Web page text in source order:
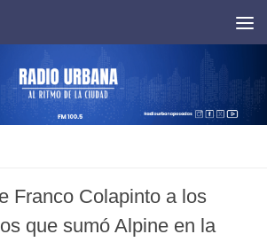
Franco Colapinto a los
que sumó Alpine en la